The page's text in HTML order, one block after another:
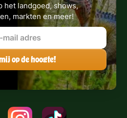
het landgoed, shows,
markten en meer!